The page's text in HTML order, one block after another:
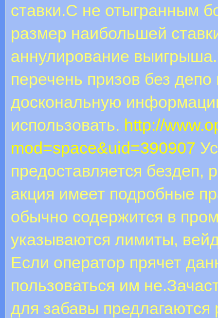
ставки.С не отыгранным
размер наибольшей
аннулирование
перечень призов без
доскональную
использовать. http://
mod=space&uid=390907
предоставляется бездеп,
акция имеет подробные
обычно содержится в
указываются лимиты,
Если оператор прячет
пользоваться им
для забавы